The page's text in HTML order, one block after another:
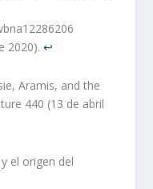
2020).↩︎
Aramis, and the
440 (13 de abril
el origen del